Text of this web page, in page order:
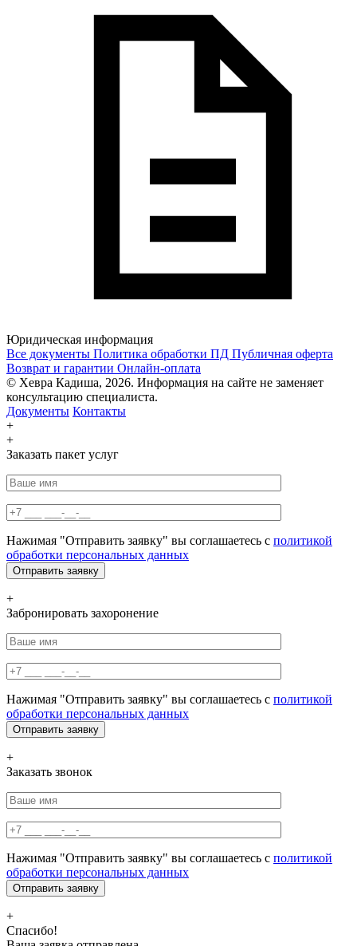
Юридическая информация
Все документы Политика обработки ПД Публичная оферта
Возврат и гарантии Онлайн-оплата
© Хевра Кадиша, 2026. Информация на сайте не заменяет
консультацию специалиста.
Документы Контакты
+
+
Заказать пакет услуг
Нажимая "Отправить заявку" вы соглашаетесь с политикой
обработки персональных данных
+
Забронировать захоронение
Нажимая "Отправить заявку" вы соглашаетесь с политикой
обработки персональных данных
+
Заказать звонок
Нажимая "Отправить заявку" вы соглашаетесь с политикой
обработки персональных данных
+
Спасибо!